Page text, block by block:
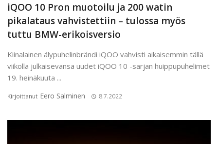
iQOO 10 Pron muotoilu ja 200 watin
pikalataus vahvistettiin – tulossa myös
tuttu BMW-erikoisversio
Kiinalainen älypuhelinbrändi iQOO vahvisti aikaisemmin tällä
viikolla julkaisevansa uudet iQOO 10 -sarjan huippupuhelimet
19. heinäkuuta ...
Kirjoittanut Eero Salminen 8.7.2022